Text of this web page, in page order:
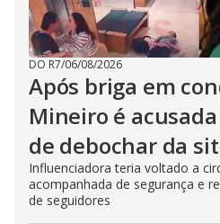
DO R7/06/08/2026
Após briga em
Mineiro é
de debochar da
Influenciadora teria voltado a
acompanhada de segurança e
de seguidores